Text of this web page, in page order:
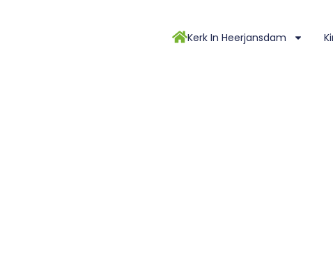
Kerk In Heerjansdam